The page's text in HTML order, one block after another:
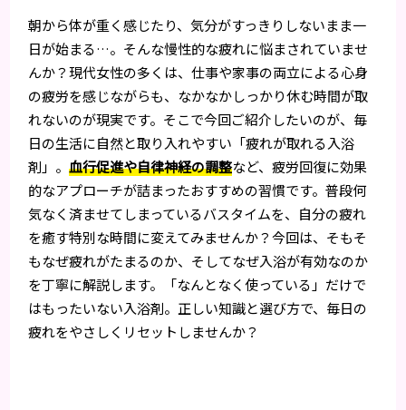
朝から体が重く感じたり、気分がすっきりしないまま一
日が始まる…。そんな慢性的な疲れに悩まされていませ
んか？現代女性の多くは、仕事や家事の両立による心身
の疲労を感じながらも、なかなかしっかり休む時間が取
れないのが現実です。そこで今回ご紹介したいのが、毎
日の生活に自然と取り入れやすい「疲れが取れる入浴
剤」。血行促進や自律神経の調整など、疲労回復に効果
的なアプローチが詰まったおすすめの習慣です。普段何
気なく済ませてしまっているバスタイムを、自分の疲れ
を癒す特別な時間に変えてみませんか？今回は、そもそ
もなぜ疲れがたまるのか、そしてなぜ入浴が有効なのか
を丁寧に解説します。「なんとなく使っている」だけで
はもったいない入浴剤。正しい知識と選び方で、毎日の
疲れをやさしくリセットしませんか？